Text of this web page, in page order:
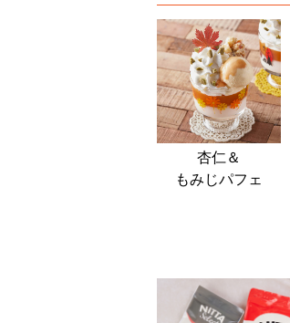
杏仁＆
もみじパフェ